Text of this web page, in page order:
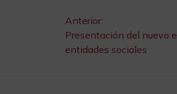
de
Anterior:
Presentación del nuevo
entidades sociales